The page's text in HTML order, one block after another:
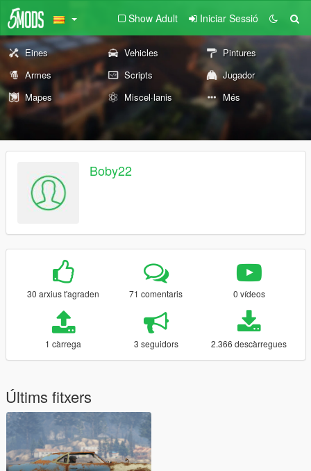
Show Adult Iniciar Sessió
Eines Vehicles
Pintures
Armes
Scripts
Jugador
Mapes
Miscel·lanis Més
Boby22
30 arxius t'agraden 71 comentaris 0 vídeos
1 càrrega 3 seguidors 2.366 descàrregues
Últims fitxers